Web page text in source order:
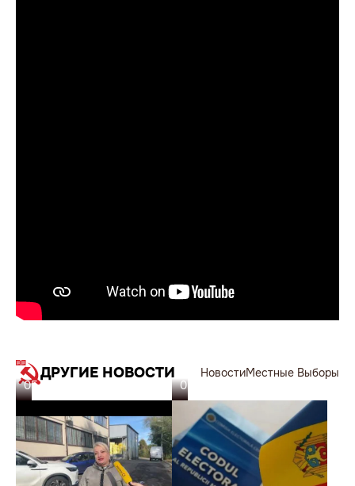
ДРУГИЕ НОВОСТИ НовостиМестные Выборы
05.11.23
05.11.23